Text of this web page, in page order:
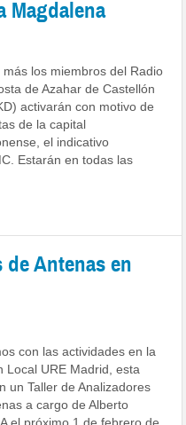
Magdalena
más los miembros del Radio
de Azahar de Castellón
activarán con motivo de
de la capital
el indicativo
Estarán en todas las
Antenas en
con las actividades en la
Local URE Madrid, esta
un Taller de Analizadores
a cargo de Alberto